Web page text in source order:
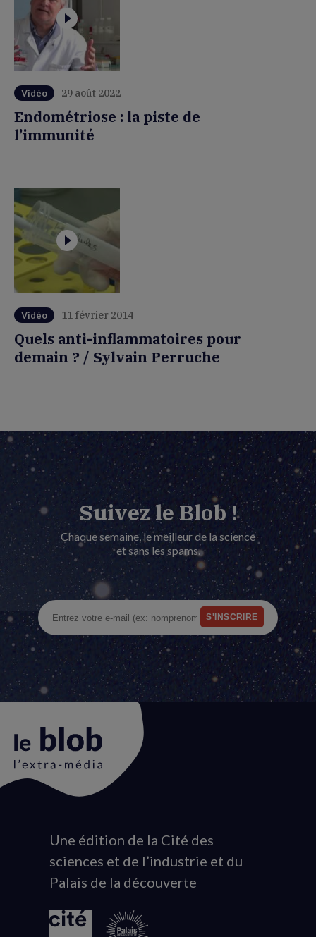
Vidéo 29 août 2022
Endométriose : la piste de
l’immunité
Vidéo 11 février 2014
Quels anti-inflammatoires pour
demain ? / Sylvain Perruche
Suivez le Blob !
Chaque semaine, le meilleur de la science
et sans les spams.
Animation
du
logo
Une édition de la Cité des
sciences et de l’industrie et du
Palais de la découverte